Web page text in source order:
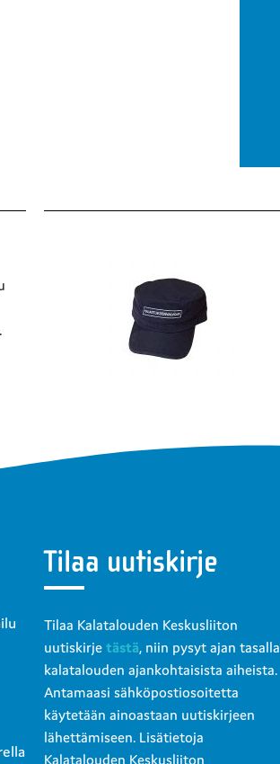
Tilaa uutiskirje
Tilaa Kalatalouden Keskusliiton
uutiskirje tästä, niin pysyt ajan tasalla
kalatalouden ajankohtaisista aiheista.
Antamaasi sähköpostiosoitetta
käytetään ainoastaan uutiskirjeen
lähettämiseen. Lisätietoja
Kalatalouden Keskusliiton